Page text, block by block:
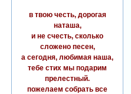
в твою честь, дорогая
наташа,
и не счесть, сколько
сложено песен,
а сегодня, любимая наша,
тебе стих мы подарим
прелестный.
пожелаем собрать все